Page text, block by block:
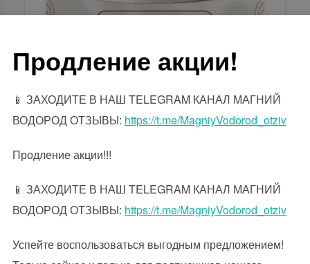
Продление акции!
📱 ЗАХОДИТЕ В НАШ TELEGRAM КАНАЛ МАГНИЙ
ВОДОРОД ОТЗЫВЫ: https://t.me/MagniyVodorod_otziv
Продление акции!!!
📱 ЗАХОДИТЕ В НАШ TELEGRAM КАНАЛ МАГНИЙ
ВОДОРОД ОТЗЫВЫ: https://t.me/MagniyVodorod_otziv
Успейте воспользоваться выгодным предложением!